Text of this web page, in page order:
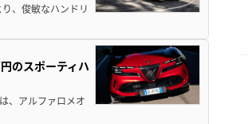
、俊敏なハンドリ
のスポーティハ
、アルファロメオ